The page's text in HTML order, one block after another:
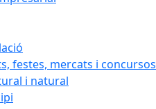
festes, mercats i concursos
i natural